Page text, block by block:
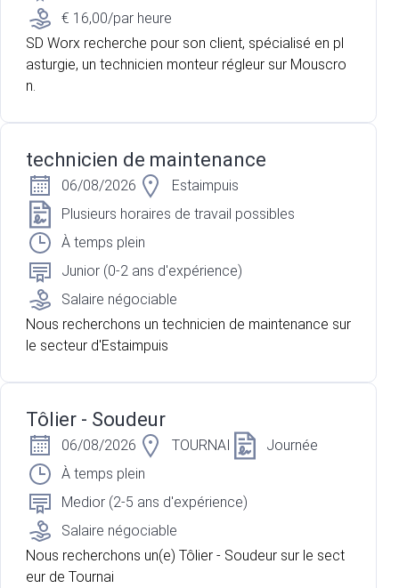
€ 16,00/par heure
SD Worx recherche pour son client, spécialisé en pl
asturgie, un technicien monteur régleur sur Mouscro
n.
technicien de maintenance
06/08/2026
Estaimpuis
Plusieurs horaires de travail possibles
À temps plein
Junior (0-2 ans d'expérience)
Salaire négociable
Nous recherchons un technicien de maintenance sur
le secteur d'Estaimpuis
Tôlier - Soudeur
06/08/2026 TOURNAI
Journée
À temps plein
Medior (2-5 ans d'expérience)
Salaire négociable
Nous recherchons un(e) Tôlier - Soudeur sur le sect
eur de Tournai